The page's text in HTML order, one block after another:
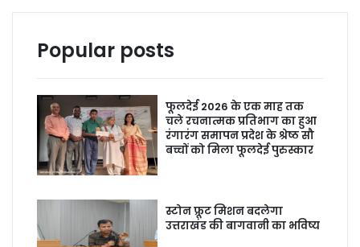
Popular posts
फूलदेई 2026 के एक माह तक
चले रचनात्मक प्रतिभाग का हुआ
रंगारंग समापन प्रदेश के श्रेष्ठ सौ
बच्चों को मिला फूलदेई पुरुस्कार
स्टोन फ्रूट मिशन बदलेगा
उत्तराखंड की बागवानी का भविष्य